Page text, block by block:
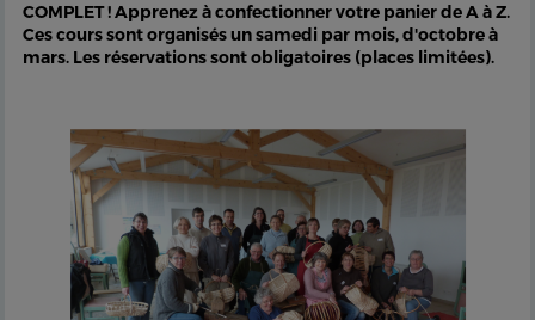
COMPLET ! Apprenez à confectionner votre panier de A à Z.
Ces cours sont organisés un samedi par mois, d'octobre à
mars. Les réservations sont obligatoires (places limitées).